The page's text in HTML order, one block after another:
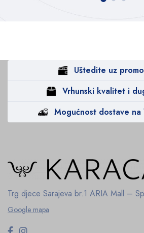
Uštedite uz
Vrhunski kvalitet i
Mogućnost dostave na
Trg djece Sarajeva br.1 ARIA Mall –
Google mapa